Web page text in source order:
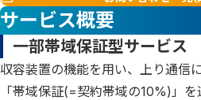
サービス概要
一部帯域保証型サービス
収容装置の機能を用い、上り通信
「帯域保証(=契約帯域の10%)」